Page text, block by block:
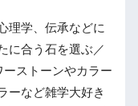
理学、伝承などに
に合う石を選ぶ／
ストーンやカラー
ーなど雑学大好き